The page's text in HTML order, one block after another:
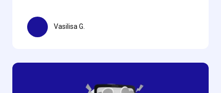
Vasilisa G.